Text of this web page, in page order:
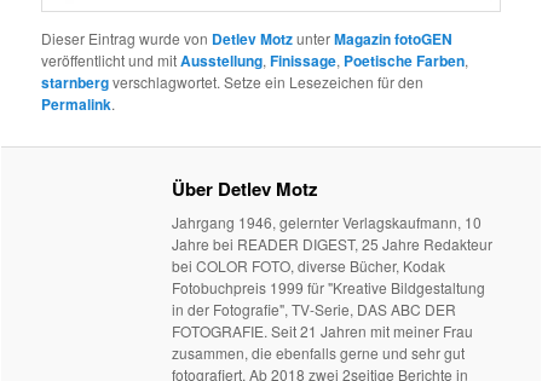
Dieser Eintrag wurde von Detlev MotzunterMagazin fotoGEN
veröffentlicht und mitAusstellung,Finissage, Poetische Farben,
starnbergverschlagwortet. Setze ein Lesezeichen für den
Permalink.
Über Detlev Motz
Jahrgang 1946, gelernter Verlagskaufmann, 10
Jahre bei READER DIGEST, 25 Jahre Redakteur
bei COLOR FOTO, diverse Bücher, Kodak
Fotobuchpreis 1999 für "Kreative Bildgestaltung
in der Fotografie", TV-Serie, DAS ABC DER
FOTOGRAFIE. Seit 21 Jahren mit meiner Frau
zusammen, die ebenfalls gerne und sehr gut
fotografiert. Ab 2018 zwei 2seitige Berichte in